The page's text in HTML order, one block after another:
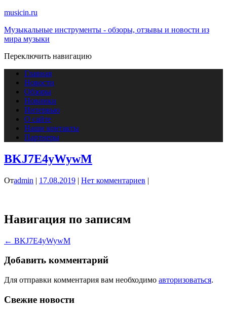
musicin.ru
Музыкальные инструменты - обзоры, отзывы и новости из
мира музыки
Переключить навигацию
Главная
Новости
Обзоры
Новинки
Интервью
О сайте
Наши контакты
Партнеры
BKJ7E4yWywM
Отadmin | 17.08.2019 | Нет комментариев |
Навигация по записям
← BKJ7E4yWywM
Добавить комментарий
Для отправки комментария вам необходимо авторизоваться.
Свежие новости